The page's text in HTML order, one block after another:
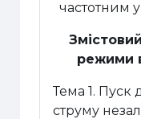
частотним
режими
Тема 1. Пуск
струму